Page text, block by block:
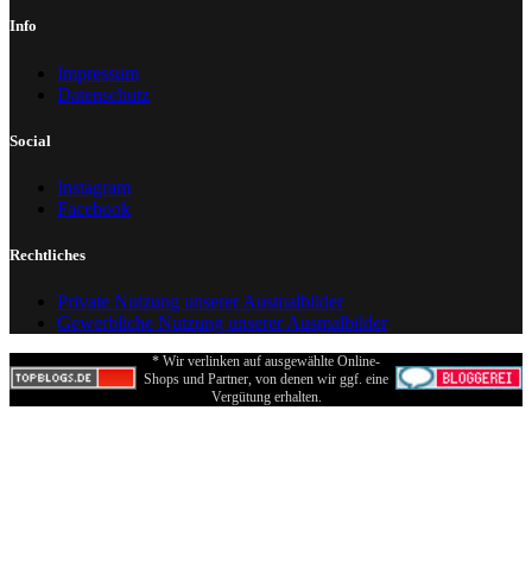
Info
Impressum
Datenschutz
Social
Instagram
Facebook
Rechtliches
Private Nutzung unserer Ausmalbilder
Gewerbliche Nutzung unserer Ausmalbilder
* Wir verlinken auf ausgewählte Online-
Shops und Partner, von denen wir ggf. eine
Vergütung erhalten.